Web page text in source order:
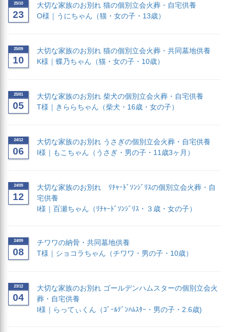
25/10
23
大切な家族のお別れ 猫の個別立会火葬・自宅供養
O様｜うにちゃん（猫・女の子・13歳）
25/09
10
大切な家族のお別れ 猫の個別立会火葬・共同墓地供養
K様｜蝶乃ちゃん（猫・女の子・10歳）
25/01
05
大切な家族のお別れ 柴犬の個別立会火葬・自宅供養
T様｜きららちゃん（柴犬・16歳・女の子）
24/12
06
大切な家族のお別れ うさぎの個別立会火葬・自宅供養
I様｜もこちゃん（うさぎ・男の子・11歳3ヶ月）
24/09
12
大切な家族のお別れ ﾘﾁｬｰﾄﾞｿﾝｼﾞﾘｽの個別立会火葬・自
宅供養
I様｜百瀬ちゃん（ﾘﾁｬｰﾄﾞｿﾝｼﾞﾘｽ・３歳・女の子）
24/09
08
チワワの納骨・共同墓地供養
T様｜ショコラちゃん（チワワ・男の子・10歳）
23/12
04
大切な家族のお別れ ゴールデンハムスターの個別立会火
葬・自宅供養
I様｜らってぃくん（ｺﾞｰﾙﾃﾞﾝﾊﾑｽﾀｰ・男の子・2.6歳)